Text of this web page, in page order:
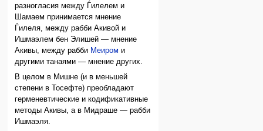
разногласия между Ѓилелем и
Шамаем принимается мнение
Ѓилеля, между рабби Акивой и
Ишмаэлем бен Элишей — мнение
Акивы, между рабби Меиром и
другими танаями — мнение других.
В целом в Мишне (и в меньшей
степени в Тосефте) преобладают
герменевтические и кодификативные
методы Акивы, а в Мидраше — рабби
Ишмаэля.